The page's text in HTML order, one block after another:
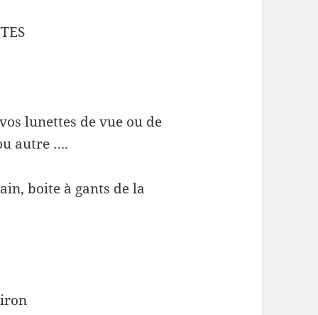
lunettes de vue ou de
autre ….
boite à gants de la